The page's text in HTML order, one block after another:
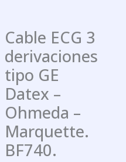
Cable ECG 3
derivaciones
tipo GE
Datex –
Ohmeda –
Marquette.
BF740.